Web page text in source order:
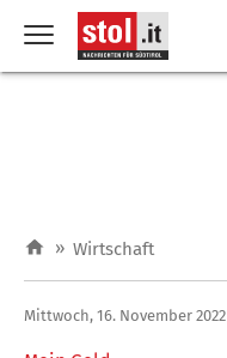
» Wirtschaft
Mittwoch, 16. November 2022